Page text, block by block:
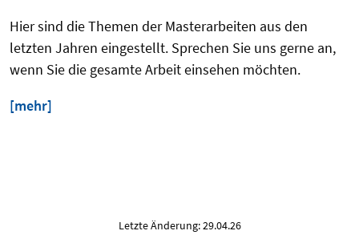
Hier sind die Themen der Masterarbeiten aus den
letzten Jahren eingestellt. Sprechen Sie uns gerne an,
wenn Sie die gesamte Arbeit einsehen möchten.
[mehr]
Letzte Änderung: 29.04.26